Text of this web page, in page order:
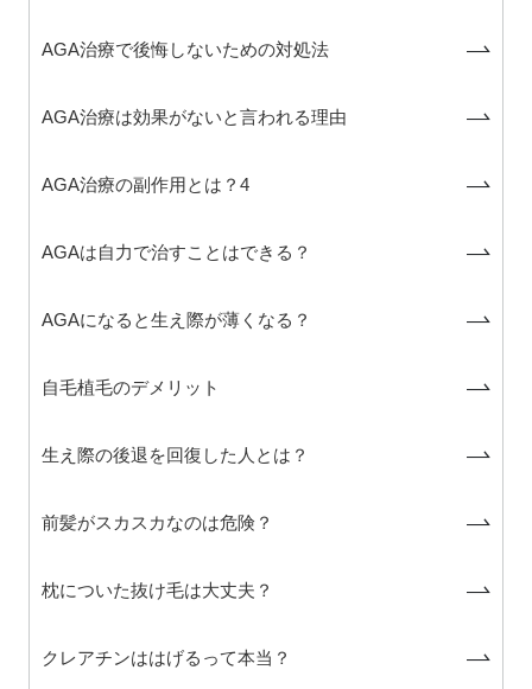
AGA治療で後悔しないための対処法
AGA治療は効果がないと言われる理由
AGA治療の副作用とは？4
AGAは自力で治すことはできる？
AGAになると生え際が薄くなる？
自毛植毛のデメリット
生え際の後退を回復した人とは？
前髪がスカスカなのは危険？
枕についた抜け毛は大丈夫？
クレアチンははげるって本当？